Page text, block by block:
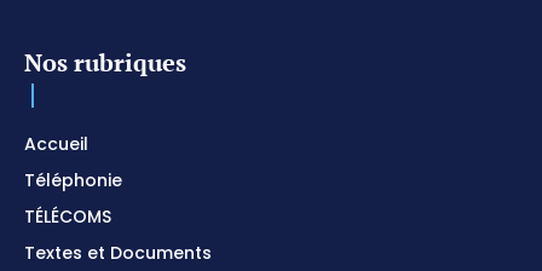
Nos rubriques
Accueil
Téléphonie
TÉLÉCOMS
Textes et Documents